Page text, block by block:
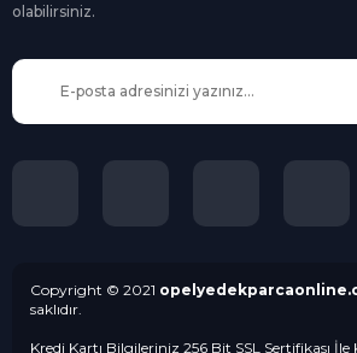
olabilirsiniz.
Copyright © 2021
saklıdır.
Kredi Kartı Bilgileriniz 256 Bit SSL Sertifikası